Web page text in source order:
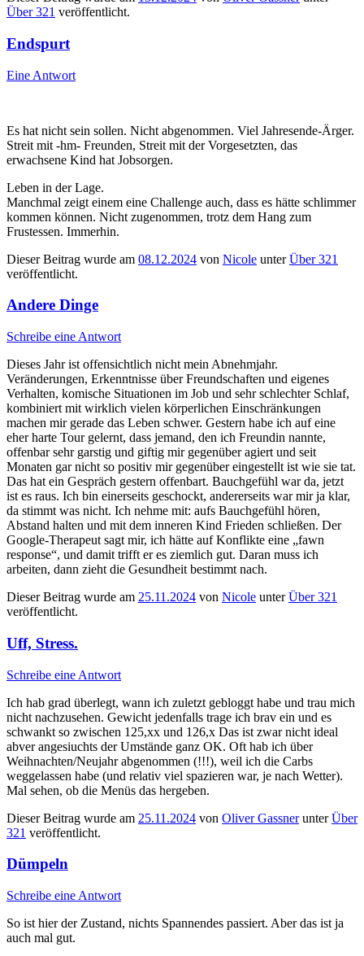
Über 321 veröffentlicht.
Endspurt
Eine Antwort
Es hat nicht sein sollen. Nicht abgenommen. Viel Jahresende-Ärger.
Streit mit -hm- Freunden, Streit mit der Vorgesetzten, das
erwachsene Kind hat Jobsorgen.
Leben in der Lage.
Manchmal zeigt einem eine Challenge auch, dass es hätte schlimmer
kommen können. Nicht zugenommen, trotz dem Hang zum
Frustessen. Immerhin.
Dieser Beitrag wurde am 08.12.2024 von Nicole unterÜber 321
veröffentlicht.
Andere Dinge
Schreibe eine Antwort
Dieses Jahr ist offensichtlich nicht mein Abnehmjahr.
Veränderungen, Erkenntnisse über Freundschaften und eigenes
Verhalten, komische Situationen im Job und sehr schlechter Schlaf,
kombiniert mit wirklich vielen körperlichen Einschränkungen
machen mir gerade das Leben schwer. Gestern habe ich auf eine
eher harte Tour gelernt, dass jemand, den ich Freundin nannte,
offenbar sehr garstig und giftig mir gegenüber agiert und seit
Monaten gar nicht so positiv mir gegenüber eingestellt ist wie sie tat.
Das hat ein Gespräch gestern offenbart. Bauchgefühl war da, jetzt
ist es raus. Ich bin einerseits geschockt, andererseits war mir ja klar,
da stimmt was nicht. Ich nehme mit: aufs Bauchgefühl hören,
Abstand halten und mit dem inneren Kind Frieden schließen. Der
Google-Therapeut sagt mir, ich hätte auf Konflikte eine „fawn
response“, und damit trifft er es ziemlich gut. Daran muss ich
arbeiten, dann zieht die Gesundheit bestimmt nach.
Dieser Beitrag wurde am 25.11.2024 von Nicole unterÜber 321
veröffentlicht.
Uff, Stress.
Schreibe eine Antwort
Ich hab grad überlegt, wann ich zuletzt gebloggt habe und trau mich
nicht nachzusehen. Gewicht jedenfalls trage ich brav ein und es
schwankt so zwischen 125,xx und 126,x Das ist zwar nicht ideal
abver angesiuchts der Umstände ganz OK. Oft hab ich über
Weihnachten/Neujahr abgenommen (!!!), weil ich die Carbs
weggelassen habe (und relativ viel spazieren war, je nach Wetter).
Mal sehen, ob die Menüs das hergeben.
Dieser Beitrag wurde am 25.11.2024 von Oliver GassnerunterÜber
321 veröffentlicht.
Dümpeln
Schreibe eine Antwort
So ist hier der Zustand, nichts Spannendes passiert. Aber das ist ja
auch mal gut.